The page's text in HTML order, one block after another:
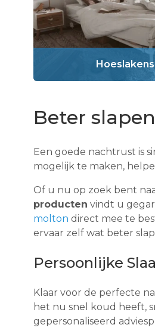
Hoeslakens
Beter
Een goede nachtrust is
mogelijk te maken,
Of u nu op zoek bent
producten vindt u
molton direct mee te
ervaar zelf wat beter
Persoonlijke
Klaar voor de perfecte
het nu snel koud heeft,
gepersonaliseerd